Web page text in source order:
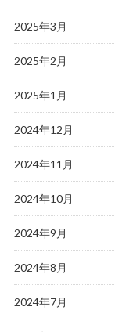
2025年3月
2025年2月
2025年1月
2024年12月
2024年11月
2024年10月
2024年9月
2024年8月
2024年7月